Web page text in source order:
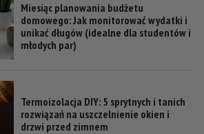
Miesiąc planowania budżetu
domowego: Jak monitorować wydatki i
unikać długów (idealne dla studentów i
młodych par)
Termoizolacja DIY: 5 sprytnych i tanich
rozwiązań na uszczelnienie okien i
drzwi przed zimnem